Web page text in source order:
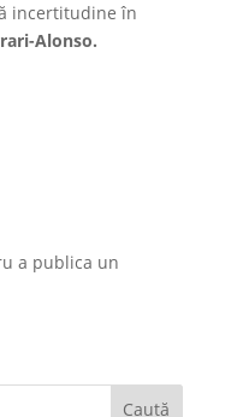
incertitudine în
Alonso.
a publica un